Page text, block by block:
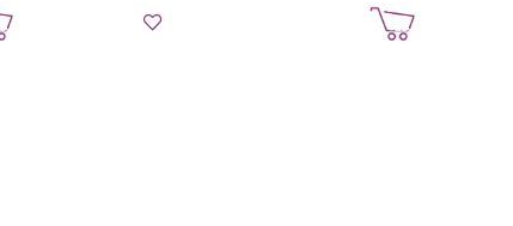
إضافة إلى السلة إضافة إلى